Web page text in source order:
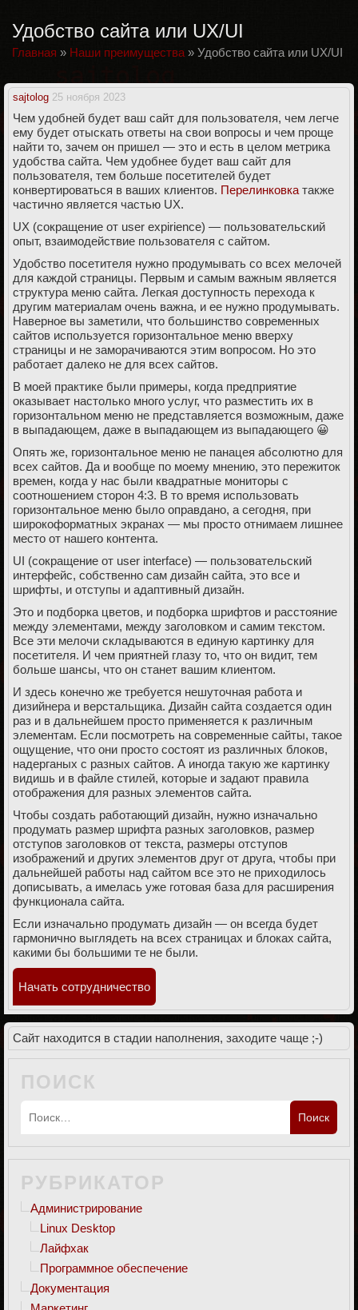
Удобство сайта или UX/UI
Главная » Наши преимущества » Удобство сайта или UX/UI
sajtolog 25 ноября 2023
Чем удобней будет ваш сайт для пользователя, чем легче
ему будет отыскать ответы на свои вопросы и чем проще
найти то, зачем он пришел — это и есть в целом метрика
удобства сайта. Чем удобнее будет ваш сайт для
пользователя, тем больше посетителей будет
конвертироваться в ваших клиентов. Перелинковка также
частично является частью UX.
UX (сокращение от user expirience) — пользовательский
опыт, взаимодействие пользователя с сайтом.
Удобство посетителя нужно продумывать со всех мелочей
для каждой страницы. Первым и самым важным является
структура меню сайта. Легкая доступность перехода к
другим материалам очень важна, и ее нужно продумывать.
Наверное вы заметили, что большинство современных
сайтов используется горизонтальное меню вверху
страницы и не заморачиваются этим вопросом. Но это
работает далеко не для всех сайтов.
В моей практике были примеры, когда предприятие
оказывает настолько много услуг, что разместить их в
горизонтальном меню не представляется возможным, даже
в выпадающем, даже в выпадающем из выпадающего 😀
Опять же, горизонтальное меню не панацея абсолютно для
всех сайтов. Да и вообще по моему мнению, это пережиток
времен, когда у нас были квадратные мониторы с
соотношением сторон 4:3. В то время использовать
горизонтальное меню было оправдано, а сегодня, при
широкоформатных экранах — мы просто отнимаем лишнее
место от нашего контента.
UI (сокращение от user interface) — пользовательский
интерфейс, собственно сам дизайн сайта, это все и
шрифты, и отступы и адаптивный дизайн.
Это и подборка цветов, и подборка шрифтов и расстояние
между элементами, между заголовком и самим текстом.
Все эти мелочи складываются в единую картинку для
посетителя. И чем приятней глазу то, что он видит, тем
больше шансы, что он станет вашим клиентом.
И здесь конечно же требуется нешуточная работа и
дизийнера и верстальщика. Дизайн сайта создается один
раз и в дальнейшем просто применяется к различным
элементам. Если посмотреть на современные сайты, такое
ощущение, что они просто состоят из различных блоков,
надерганых с разных сайтов. А иногда такую же картинку
видишь и в файле стилей, которые и задают правила
отображения для разных элементов сайта.
Чтобы создать работающий дизайн, нужно изначально
продумать размер шрифта разных заголовков, размер
отступов заголовков от текста, размеры отступов
изображений и других элементов друг от друга, чтобы при
дальнейшей работы над сайтом все это не приходилось
дописывать, а имелась уже готовая база для расширения
функционала сайта.
Если изначально продумать дизайн — он всегда будет
гармонично выглядеть на всех страницах и блоках сайта,
какими бы большими те не были.
Начать сотрудничество
Сайт находится в стадии наполнения, заходите чаще ;-)
ПОИСК
РУБРИКАТОР
Администрирование
Linux Desktop
Лайфхак
Программное обеспечение
Документация